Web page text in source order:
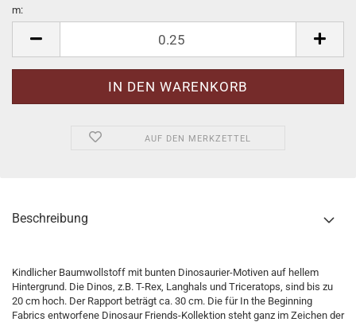
m:
AUF DEN MERKZETTEL
Beschreibung
Kindlicher Baumwollstoff mit bunten Dinosaurier-Motiven auf hellem
Hintergrund. Die Dinos, z.B. T-Rex, Langhals und Triceratops, sind bis zu
20 cm hoch. Der Rapport beträgt ca. 30 cm. Die für In the Beginning
Fabrics entworfene Dinosaur Friends-Kollektion steht ganz im Zeichen der